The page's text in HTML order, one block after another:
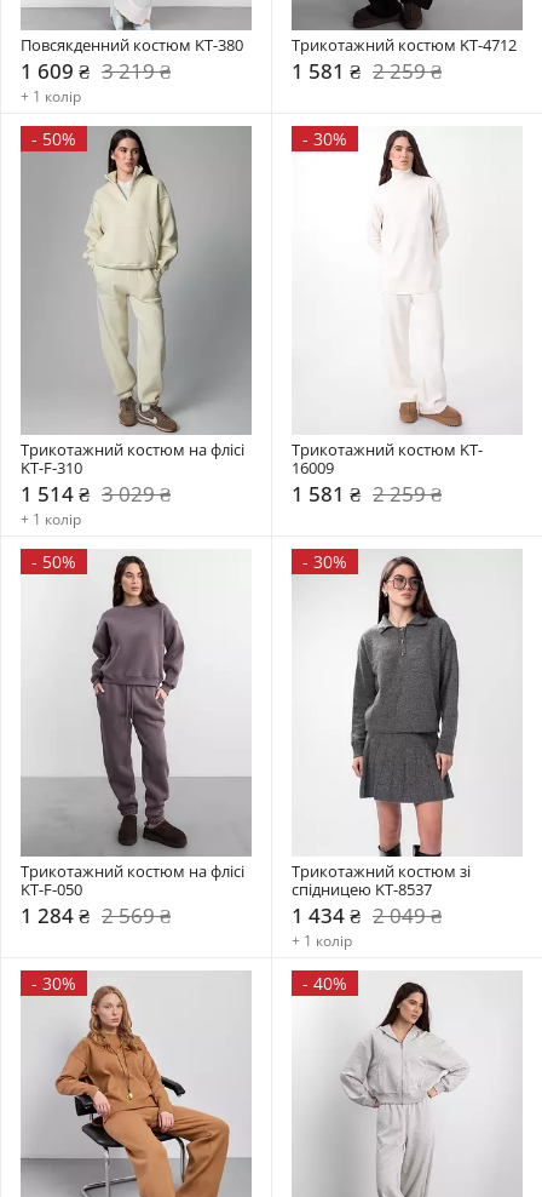
Повсякденний костюм KT-380
1 609 ₴ 3 219 ₴
+ 1 колір
Трикотажний костюм KT-4712
1 581 ₴ 2 259 ₴
- 50%
Трикотажний костюм на флісі
KT-F-310
1 514 ₴ 3 029 ₴
+ 1 колір
- 30%
Трикотажний костюм KT-
16009
1 581 ₴ 2 259 ₴
- 50%
Трикотажний костюм на флісі
KT-F-050
1 284 ₴ 2 569 ₴
- 30%
Трикотажний костюм зі
спідницею KT-8537
1 434 ₴ 2 049 ₴
+ 1 колір
- 30% - 40%